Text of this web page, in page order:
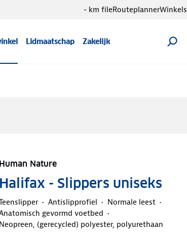
Lidmaatschap Zakelijk
- km fileRouteplannerWinkels
Human Nature
Halifax - Slippers uniseks
Antislipprofiel
Normale leest
gevormd voetbed
Neopreen, (gerecycled) polyester, polyurethaan